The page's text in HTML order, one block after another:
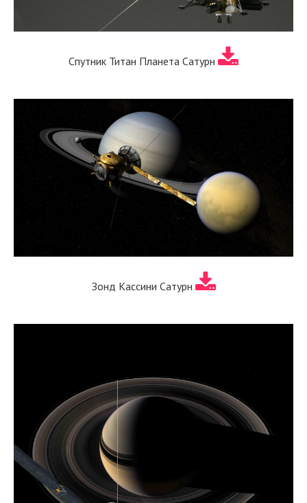
Спутник Титан Планета Сатурн
Зонд Кассини Сатурн